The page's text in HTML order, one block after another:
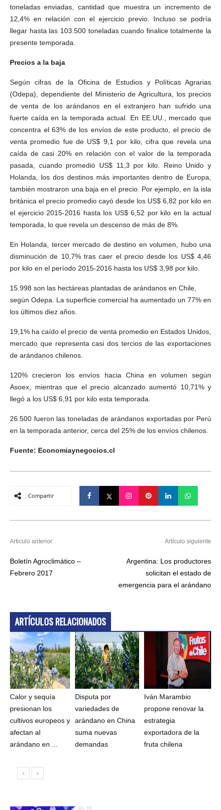
toneladas enviadas, cantidad que muestra un incremento de
12,4% en relación con el ejercicio previo. Incluso se podría
llegar hasta las 103.500 toneladas cuando finalice totalmente la
presente temporada.
Precios a la baja
Según cifras de la Oficina de Estudios y Políticas Agrarias
(Odepa), dependiente del Ministerio de Agricultura, los precios
de venta de los arándanos en el extranjero han sufrido una
fuerte caída en la temporada actual. En EE.UU., mercado que
concentra el 63% de los envíos de este producto, el precio de
venta promedio fue de US$ 9,1 por kilo, cifra que revela una
caída de casi 20% en relación con el valor de la temporada
pasada, cuando promedió US$ 11,3 por kilo. Reino Unido y
Holanda, los dos destinos más importantes dentro de Europa,
también mostraron una baja en el precio. Por ejemplo, en la isla
británica el precio promedio cayó desde los US$ 6,82 por kilo en
el ejercicio 2015-2016 hasta los US$ 6,52 por kilo en la actual
temporada, lo que revela un descenso de más de 8%.
En Holanda, tercer mercado de destino en volumen, hubo una
disminución de 10,7% tras caer el precio desde los US$ 4,46
por kilo en el período 2015-2016 hasta los US$ 3,98 por kilo.
15.998 son las hectáreas plantadas de arándanos en Chile,
según Odepa. La superficie comercial ha aumentado un 77% en
los últimos diez años.
19,1% ha caído el precio de venta promedio en Estados Unidos,
mercado que representa casi dos tercios de las exportaciones
de arándanos chilenos.
120% crecieron los envíos hacia China en volumen según
Asoex, mientras que el precio alcanzado aumentó 10,71% y
llegó a los US$ 6,91 por kilo esta temporada.
26.500 fueron las toneladas de arándanos exportadas por Perú
en la temporada anterior, cerca del 25% de los envíos chilenos.
Fuente: Economiaynegocios.cl
Compartir
Articulo anterior
Boletín Agroclimático –
Febrero 2017
Artículo siguiente
Argentina: Los productores
solicitan el estado de
emergencia para el arándano
ARTÍCULOS RELACIONADOS
Calor y sequía
presionan los
cultivos europeos y
afectan al
arándano en ...
Disputa por
variedades de
arándano en China
suma nuevas
demandas
Iván Marambio
propone renovar la
estrategia
exportadora de la
fruta chilena